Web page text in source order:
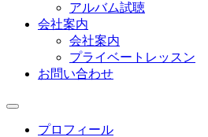
アルバム試聴
会社案内
会社案内
プライベートレッスン
お問い合わせ
プロフィール